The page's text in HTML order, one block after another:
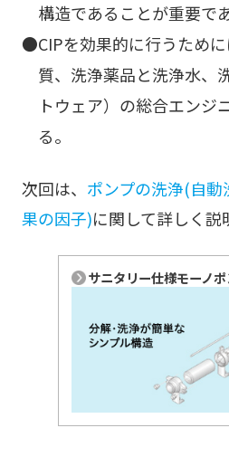
構造であることが重要で
CIPを効果的に行うため
質、洗浄薬品と洗浄水、
トウェア）の総合エンジ
る。
次回は、 ポンプの洗浄(自
果の因子)に関して詳しく説
サニタリー仕様モーノ